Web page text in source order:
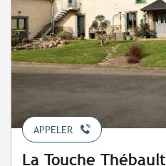
APPELER
La Touche Thébault